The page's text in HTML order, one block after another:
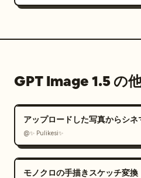
GPT Image 1.5 の
@✨ Pulikesi✨
モノクロの手描きスケッチ変換